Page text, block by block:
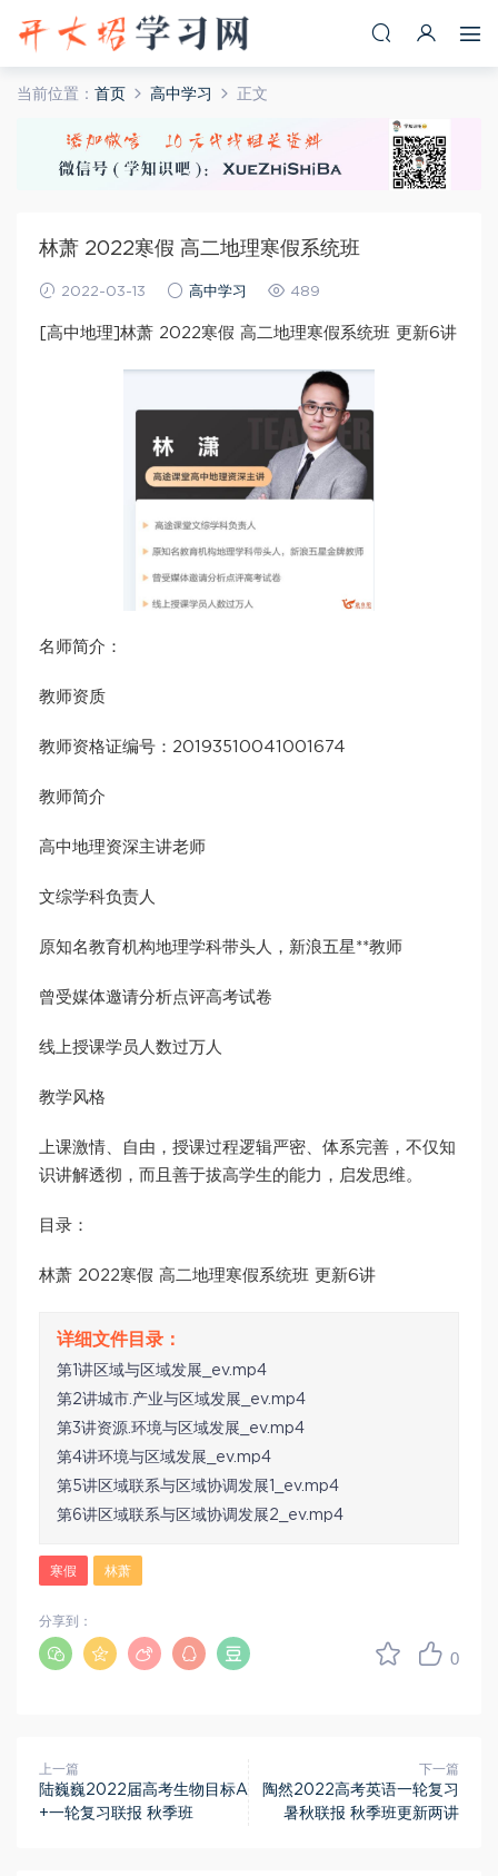
当前位置： 首页 高中学习 正文
林萧 2022寒假 高二地理寒假系统班
2022-03-13 高中学习 489
[高中地理]林萧 2022寒假 高二地理寒假系统班 更新6讲
名师简介：
教师资质
教师资格证编号：20193510041001674
教师简介
高中地理资深主讲老师
文综学科负责人
原知名教育机构地理学科带头人，新浪五星**教师
曾受媒体邀请分析点评高考试卷
线上授课学员人数过万人
教学风格
上课激情、自由，授课过程逻辑严密、体系完善，不仅知
识讲解透彻，而且善于拔高学生的能力，启发思维。
目录：
林萧 2022寒假 高二地理寒假系统班 更新6讲
第1讲区域与区域发展_ev.mp4
第2讲城市.产业与区域发展_ev.mp4
第3讲资源.环境与区域发展_ev.mp4
第4讲环境与区域发展_ev.mp4
第5讲区域联系与区域协调发展1_ev.mp4
第6讲区域联系与区域协调发展2_ev.mp4
寒假 林萧
0
分享到：
上一篇
陆巍巍2022届高考生物目标A
+一轮复习联报 秋季班
下一篇
陶然2022高考英语一轮复习
暑秋联报 秋季班更新两讲